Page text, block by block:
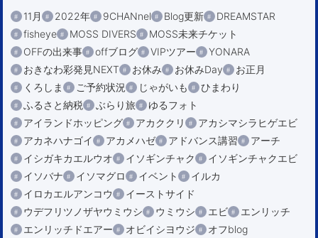
11月 2022年 9CHANnel Blog更新
DREAMSTAR
fisheye
MOSS DIVERS
MOSS未来チケット
OFFの出来事
offブログ VIPツアー
YONARA
おきなわ彩発見NEXT
お休み お休みDay
お正月
くろしま
ご予約状況 じゃがいも
ひまわり
ふるさと納税
ぶらり旅
ゆるフォト
アイランドホッピング
アカククリ
アカシマシラヒゲエビ
アカネハナゴイ
アカメハゼ アドバンス講習
アーチ
イシガキカエルウオ
イソギンチャク
イソギンチャクエビ
イソバナ
イソマグロ イベント
イルカ
イロカエルアンコウ
イーストサイド
ウデフリツノザヤウミウシ
ウミウシ エビ
エンリッチ
エンリッチドエアー
オビイシヨウジ
オフblog